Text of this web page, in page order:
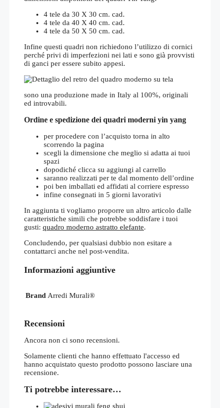
4 tele da 30 X 30 cm. cad.
4 tele da 40 X 40 cm. cad.
4 tele da 50 X 50 cm. cad.
Infine questi quadri non richiedono l’utilizzo di cornici
perché privi di imperfezioni nei lati e sono già provvisti
di ganci per essere subito appesi.
sono una produzione made in Italy al 100%, originali
ed introvabili.
Ordine e spedizione dei quadri moderni yin yang
per procedere con l’acquisto torna in alto
scorrendo la pagina
scegli la dimensione che meglio si adatta ai tuoi
spazi
dopodiché clicca su aggiungi al carrello
saranno realizzati per te dal momento dell’ordine
poi ben imballati ed affidati al corriere espresso
infine consegnati in 5 giorni lavorativi
In aggiunta ti vogliamo proporre un altro articolo dalle
caratteristiche simili che potrebbe soddisfare i tuoi
gusti: quadro moderno astratto elefante.
Concludendo, per qualsiasi dubbio non esitare a
contattarci anche nel post-vendita.
Informazioni aggiuntive
Brand Arredi Murali®
Recensioni
Ancora non ci sono recensioni.
Solamente clienti che hanno effettuato l'accesso ed
hanno acquistato questo prodotto possono lasciare una
recensione.
Ti potrebbe interessare…